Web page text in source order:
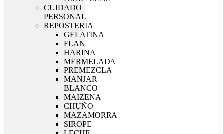
CUIDADO
PERSONAL
REPOSTERIA
GELATINA
FLAN
HARINA
MERMELADA
PREMEZCLA
MANJAR
BLANCO
MAIZENA
CHUÑO
MAZAMORRA
SIROPE